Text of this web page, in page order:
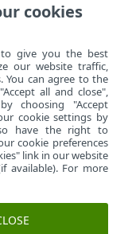
cookies
give you the best
our website traffic,
You can agree to the
all and close",
choosing "Accept
cookie settings by
have the right to
cookie preferences
link in our website
available). For more